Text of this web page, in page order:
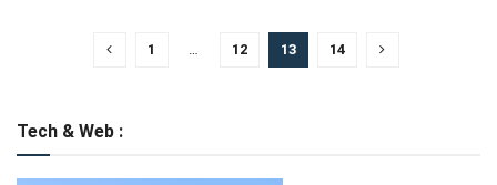
1 … 12 13 14
Tech & Web :